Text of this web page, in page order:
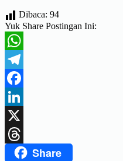
Dibaca: 94
Yuk Share Postingan Ini:
WhatsApp
Telegram
Facebook
LinkedIn
X
ThreadsShare